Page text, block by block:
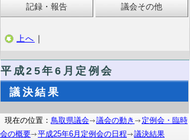
記録・報告 議会その他
上へ ｜
平成25年6月定例会
議決結果
現在の位置： 鳥取県議会 議会の動き
定例会・臨時
会の概要
平成25年6月定例会の日程 議決結果